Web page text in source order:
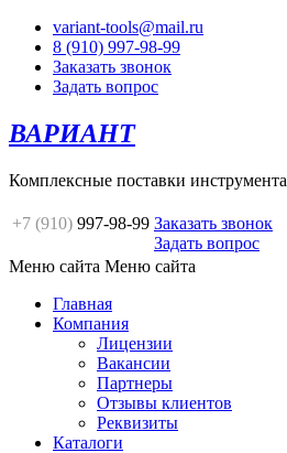
variant-tools@mail.ru
8 (910) 997-98-99
Заказать звонок
Задать вопрос
ВАРИАНТ
Комплексные поставки инструмента
+7 (910) 997-98-99 Заказать звонок
Задать вопрос
Меню сайта Меню сайта
Главная
Компания
Лицензии
Вакансии
Партнеры
Отзывы клиентов
Реквизиты
Каталоги